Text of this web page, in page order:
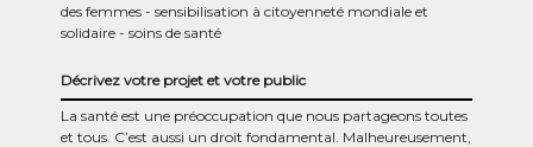
des femmes
sensibilisation à citoyenneté mondiale et
solidaire
soins de santé
Décrivez votre projet et votre public
La santé est une préoccupation que nous partageons toutes
et tous. C’est aussi un droit fondamental. Malheureusement,